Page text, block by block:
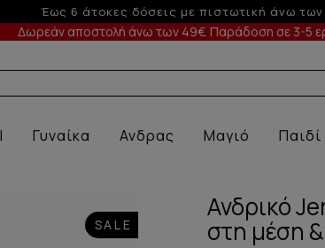
-10% σε παραγγελίες άνω των 200€
Δωρεάν αποστολή άνω των 49€. Παράδοση σε 3-5
Γυναίκα Ανδρας Μαγιό Παιδί
SALE
Ανδρικό
στη μέση